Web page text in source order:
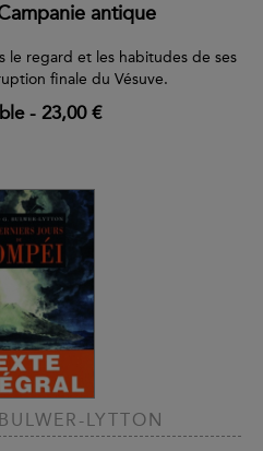
antique
le regard et les habitudes de ses
finale du Vésuve.
- 23,00 €
LYTTON